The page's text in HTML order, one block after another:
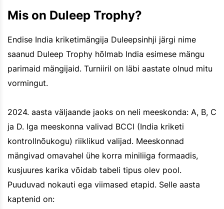
Mis on Duleep Trophy?
Endise India kriketimängija Duleepsinhji järgi nime
saanud Duleep Trophy hõlmab India esimese mängu
parimaid mängijaid. Turniiril on läbi aastate olnud mitu
vormingut.
2024. aasta väljaande jaoks on neli meeskonda: A, B, C
ja D. Iga meeskonna valivad BCCI (India kriketi
kontrollnõukogu) riiklikud valijad. Meeskonnad
mängivad omavahel ühe korra miniliiga formaadis,
kusjuures karika võidab tabeli tipus olev pool.
Puuduvad nokauti ega viimased etapid. Selle aasta
kaptenid on: